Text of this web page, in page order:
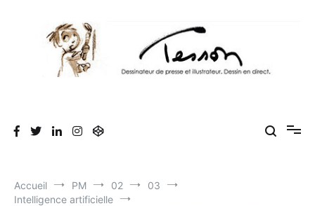
direct, dessin humoristique, cartoonist.
direct lors des séminaires d'entreprise. Illustration et dessin
Accueil PM 02
03
Intelligence artificielle